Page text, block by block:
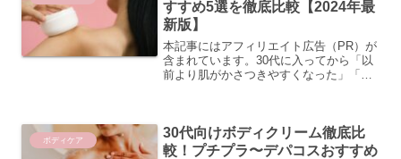
すすめ5選を徹底比較【2024年最
新版】
本記事にはアフィリエイト広告（PR）が
含まれています。30代に入ってから「以
前より肌がかさつきやすくなった」「ボ
するため、10〜20代...
ボディケア
30代向けボディクリーム徹底比
較！プチプラ〜デパコスおすすめ